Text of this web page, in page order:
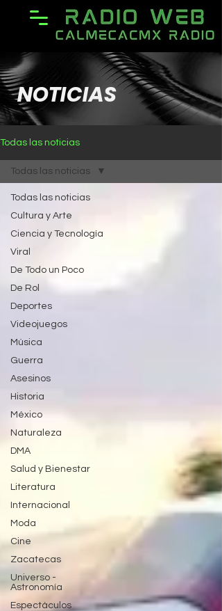
NOTICIAS
Todas las noticias
Todas las noticias
Cultura y Arte
Ciencia y Tecnología
Viral
De Todo un Poco
De Rol
Deportes
Videojuegos
Música
Guerra
Asesinos
Historia
México
Naturaleza
DMA
Salud y Bienestar
Literatura
Internacional
Moda
Cine
Zacatecas
Universo -
Astronomía
Espectáculos
Todas las noticias